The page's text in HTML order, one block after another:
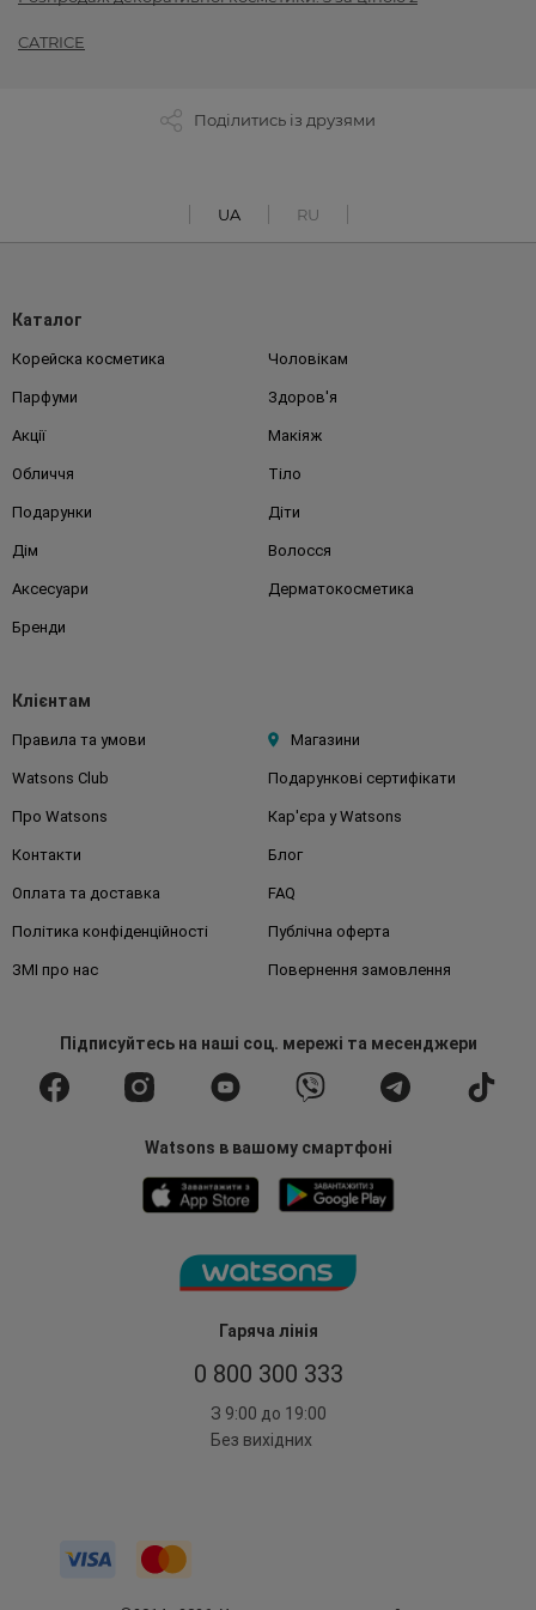
CATRICE
Поділитись із друзями
UA RU
Гаряча лінія
0 800 300 333
З 9:00 до 19:00
Без вихідних
Каталог
Корейска косметика Чоловікам
Парфуми Здоров'я
Акції Макіяж
Обличчя Тіло
Подарунки Діти
Дім Волосся
Аксесуари Дерматокосметика
Бренди
Клієнтам
Правила та умови Магазини
Watsons Club Подарункові сертифікати
Про Watsons Кар'єра у Watsons
Контакти Блог
Оплата та доставка FAQ
Політика конфіденційності Публічна оферта
ЗМІ про нас Повернення замовлення
Підписуйтесьна наші соц. мережі та месенджери
Watsons в вашому смартфоні